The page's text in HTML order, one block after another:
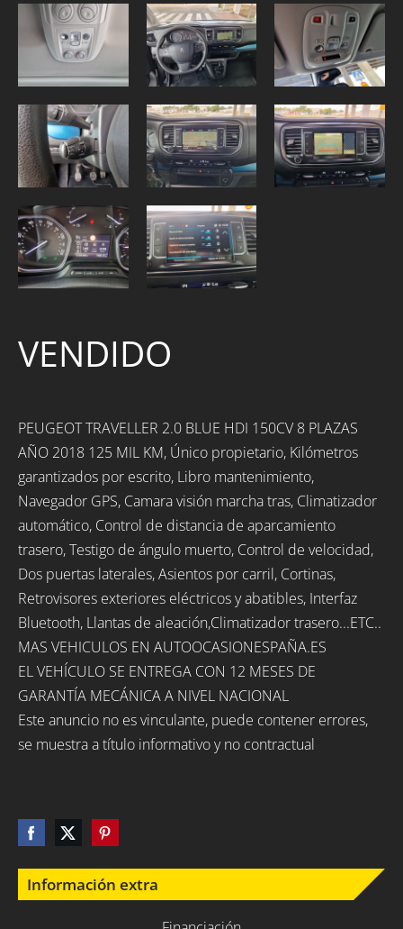
Información extra
VENDIDO
PEUGEOT TRAVELLER 2.0 BLUE HDI 150CV 8 PLAZAS
AÑO 2018 125 MIL KM, Único propietario, Kilómetros
garantizados por escrito, Libro mantenimiento,
Navegador GPS, Camara visión marcha tras, Climatizador
automático, Control de distancia de aparcamiento
trasero, Testigo de ángulo muerto, Control de velocidad,
Dos puertas laterales, Asientos por carril, Cortinas,
Retrovisores exteriores eléctricos y abatibles, Interfaz
Bluetooth, Llantas de aleación,Climatizador trasero...ETC..
MAS VEHICULOS EN AUTOOCASIONESPAÑA.ES
EL VEHÍCULO SE ENTREGA CON 12 MESES DE
GARANTÍA MECÁNICA A NIVEL NACIONAL
Este anuncio no es vinculante, puede contener errores,
se muestra a título informativo y no contractual